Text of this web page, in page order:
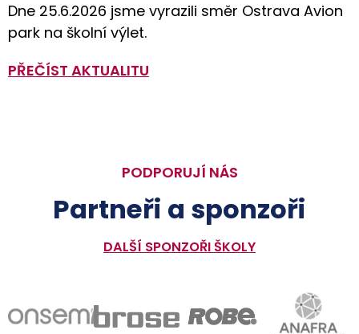
Dne 25.6.2026 jsme vyrazili směr Ostrava Avion
park na školní výlet.
PŘEČÍST AKTUALITU
PODPORUJÍ NÁS
Partneři a sponzoři
DALŠÍ SPONZOŘI ŠKOLY